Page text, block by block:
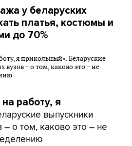
у беларуских
платья, костюмы и
до 70%
работу, я
выпускники
– о том, каково это – не